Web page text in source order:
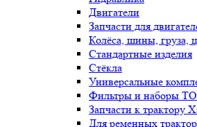
Двигатели
Запчасти для
Колёса, шины, груза,
Стандартные изделия
Стёкла
Универсальные
Фильтры и наборы ТО
Запчасти к трактору
Для ременных